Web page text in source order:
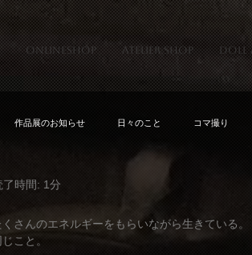
onlineshop atelier shop doll
作品展のお知らせ 日々のこと コマ撮り
了時間: 1分
さんのエネルギーをもらいながら生きている。
こと。